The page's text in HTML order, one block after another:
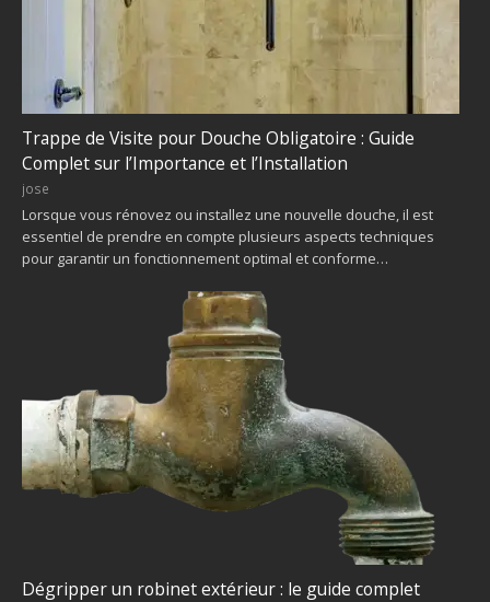
Trappe de Visite pour Douche Obligatoire : Guide
Complet sur l’Importance et l’Installation
jose
Lorsque vous rénovez ou installez une nouvelle douche, il est
essentiel de prendre en compte plusieurs aspects techniques
pour garantir un fonctionnement optimal et conforme…
Dégripper un robinet extérieur : le guide complet